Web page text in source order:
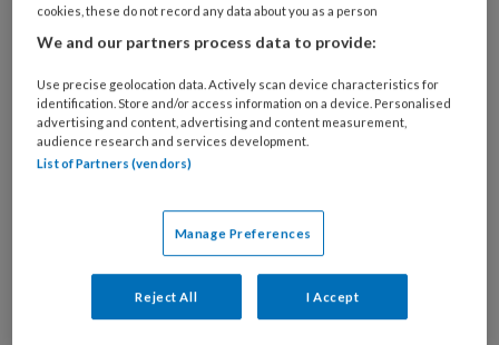
12 SEPTEMBER 2018 NIEUWS ZORGENKINDEREN
cookies, these do not record any data about you as a person
We and our partners process data to provide:
Use precise geolocation data. Actively scan device characteristics for
identification. Store and/or access information on a device. Personalised
advertising and content, advertising and content measurement,
audience research and services development.
List of Partners (vendors)
Manage Preferences
Reject All I Accept